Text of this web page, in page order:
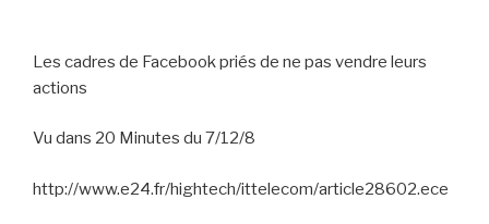
Les cadres de Facebook priés de ne pas vendre leurs
actions
Vu dans 20 Minutes du 7/12/8
http://www.e24.fr/hightech/ittelecom/article28602.ece